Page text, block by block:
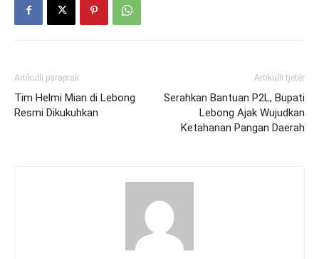
Artikulli paraprak
Tim Helmi Mian di Lebong
Resmi Dikukuhkan
Artikulli tjetër
Serahkan Bantuan P2L, Bupati
Lebong Ajak Wujudkan
Ketahanan Pangan Daerah